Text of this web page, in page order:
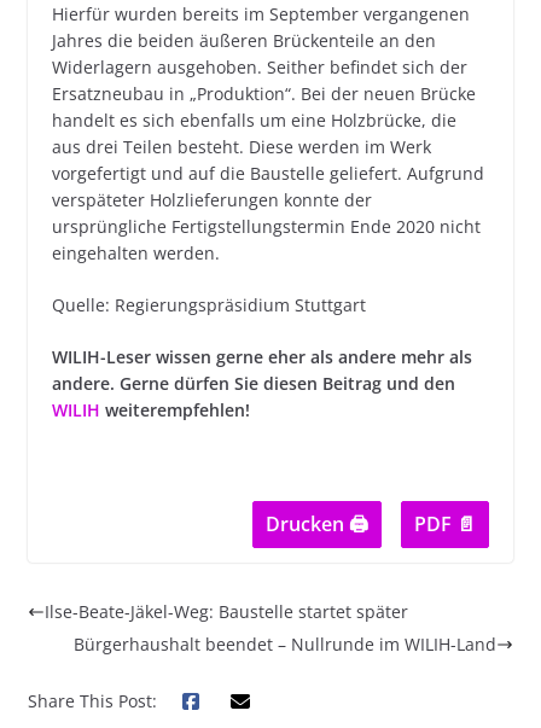
Hierfür wurden bereits im September vergangenen
Jahres die beiden äußeren Brückenteile an den
Widerlagern ausgehoben. Seither befindet sich der
Ersatzneubau in „Produktion“. Bei der neuen Brücke
handelt es sich ebenfalls um eine Holzbrücke, die
aus drei Teilen besteht. Diese werden im Werk
vorgefertigt und auf die Baustelle geliefert. Aufgrund
verspäteter Holzlieferungen konnte der
ursprüngliche Fertigstellungstermin Ende 2020 nicht
eingehalten werden.
Quelle: Regierungspräsidium Stuttgart
WILIH-Leser wissen gerne eher als andere mehr als
andere. Gerne dürfen Sie diesen Beitrag und den
WILIH weiterempfehlen!
Drucken 🖨 PDF 📄
Ilse-Beate-Jäkel-Weg: Baustelle startet später
Bürgerhaushalt beendet – Nullrunde im WILIH-Land
Share This Post: